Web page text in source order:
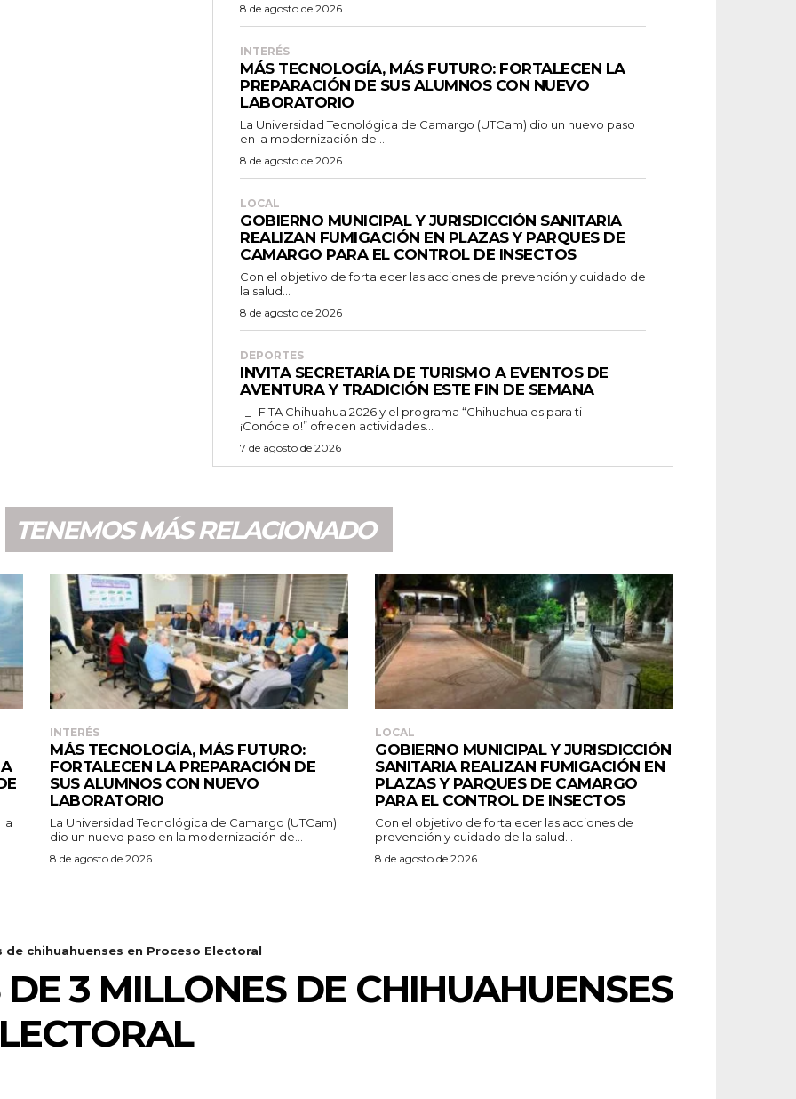
8 de agosto de 2026
INTERÉS
MÁS TECNOLOGÍA, MÁS FUTURO: FORTALECEN LA
PREPARACIÓN DE SUS ALUMNOS CON NUEVO
LABORATORIO
La Universidad Tecnológica de Camargo (UTCam) dio un nuevo paso
en la modernización de...
8 de agosto de 2026
LOCAL
GOBIERNO MUNICIPAL Y JURISDICCIÓN SANITARIA
REALIZAN FUMIGACIÓN EN PLAZAS Y PARQUES DE
CAMARGO PARA EL CONTROL DE INSECTOS
Con el objetivo de fortalecer las acciones de prevención y cuidado de
la salud...
8 de agosto de 2026
DEPORTES
INVITA SECRETARÍA DE TURISMO A EVENTOS DE
AVENTURA Y TRADICIÓN ESTE FIN DE SEMANA
¡Conócelo!” ofrecen actividades...
7 de agosto de 2026
TENEMOS MÁS RELACIONADO
INTERÉS
MÁS TECNOLOGÍA, MÁS FUTURO:
FORTALECEN LA PREPARACIÓN DE
SUS ALUMNOS CON NUEVO
LABORATORIO
La Universidad Tecnológica de Camargo (UTCam)
dio un nuevo paso en la modernización de...
8 de agosto de 2026
LOCAL
GOBIERNO MUNICIPAL Y JURISDICCIÓN
SANITARIA REALIZAN FUMIGACIÓN EN
PLAZAS Y PARQUES DE CAMARGO
PARA EL CONTROL DE INSECTOS
Con el objetivo de fortalecer las acciones de
prevención y cuidado de la salud...
8 de agosto de 2026